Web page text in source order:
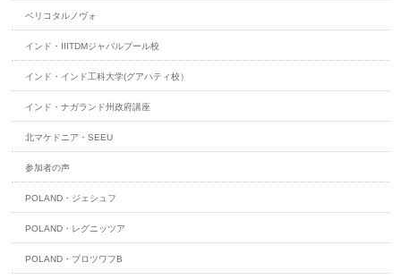
ベリコタルノヴォ
インド・IIITDMジャバルプール校
インド・インド工科大学(グアハティ校）
インド・ナガランド州政府講座
北マケドニア・SEEU
参加者の声
POLAND・ジェシュフ
POLAND・レグニッツア
POLAND・ブロツワフB